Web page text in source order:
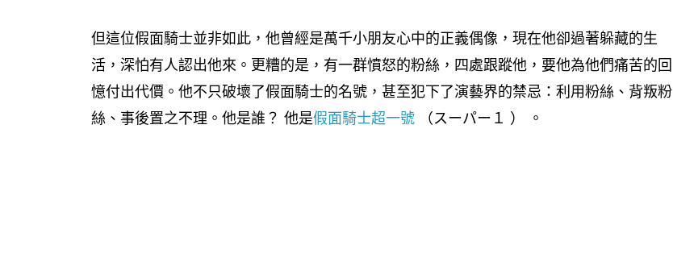
但這位假面騎士並非如此，他曾經是萬千小朋友心中的正義偶像，現在他卻過著躲藏的生
活，深怕有人認出他來。更糟的是，有一群憤怒的粉絲，四處跟蹤他，要他為他們痛苦的回
憶付出代價。他不只破壞了假面騎士的名號，甚至犯下了演藝界的禁忌：利用粉絲、背叛粉
絲、事後置之不理。他是誰？ 他是假面騎士超一號 （スーパー１ ） 。